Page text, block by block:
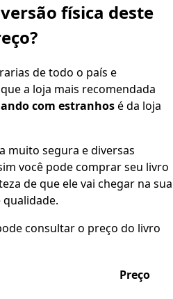
física deste
de todo o país e
a loja mais recomendada
com estranhosé da loja
muito segura e diversas
você pode comprar seu livro
de que ele vai chegar na sua
consultar o preço do livro
Preço